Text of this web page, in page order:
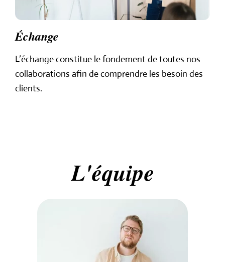
Échange
L’échange constitue lefondement de toutes nos
collaborations afin decomprendre les besoin des
clients.
L'équipe